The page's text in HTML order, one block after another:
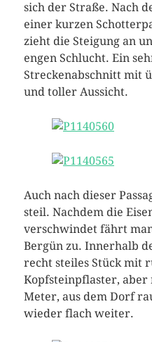
sich der Straße. Nach
einer kurzen
zieht die Steigung an
engen Schlucht. Ein
Streckenabschnitt mit
und toller Aussicht.
Auch nach dieser
steil. Nachdem die
verschwindet fährt
Bergün zu. Innerhalb
recht steiles Stück mit
Kopfsteinpflaster,
Meter, aus dem Dorf
wieder flach weiter.